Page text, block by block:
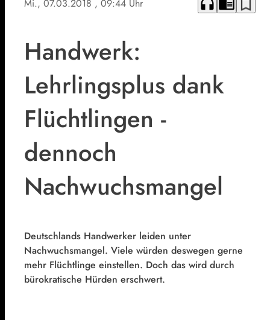
Mi., 07.03.2018 , 09:44 Uhr headphones chrome_reader_mode bookmark_border
Handwerk:
Lehrlingsplus dank
Flüchtlingen -
dennoch
Nachwuchsmangel
Deutschlands Handwerker leiden unter
Nachwuchsmangel. Viele würden deswegen gerne
mehr Flüchtlinge einstellen. Doch das wird durch
bürokratische Hürden erschwert.